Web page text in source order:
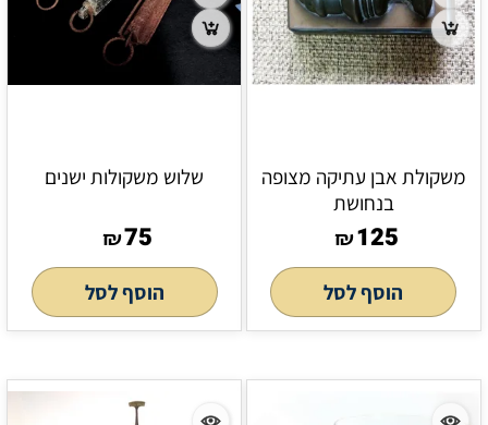
משקולת אבן עתיקה מצופה
בנחושת
₪125
הוסף לסל
שלוש משקולות ישנים
₪75
הוסף לסל